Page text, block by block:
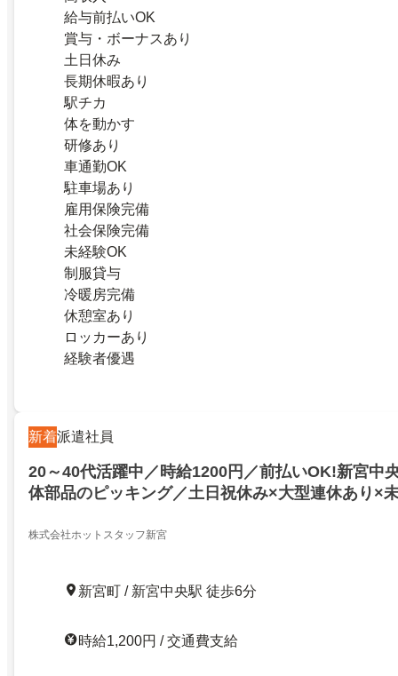
給与前払いOK
賞与・ボーナスあり
土日休み
長期休暇あり
駅チカ
体を動かす
研修あり
車通勤OK
駐車場あり
雇用保険完備
社会保険完備
未経験OK
制服貸与
冷暖房完備
休憩室あり
ロッカーあり
経験者優遇
新着派遣社員
20～40代活躍中／時給1200円／前払いOK!新宮中
体部品のピッキング／土日祝休み×大型連休あり×
株式会社ホットスタッフ新宮
新宮町 / 新宮中央駅 徒歩6分
時給1,200円 / 交通費支給